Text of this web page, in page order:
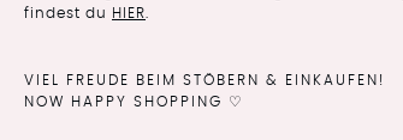
findest du HIER
VIEL FREUDE BEIM STÖBERN & EINKAUFEN!
NOW HAPPY SHOPPING ♡